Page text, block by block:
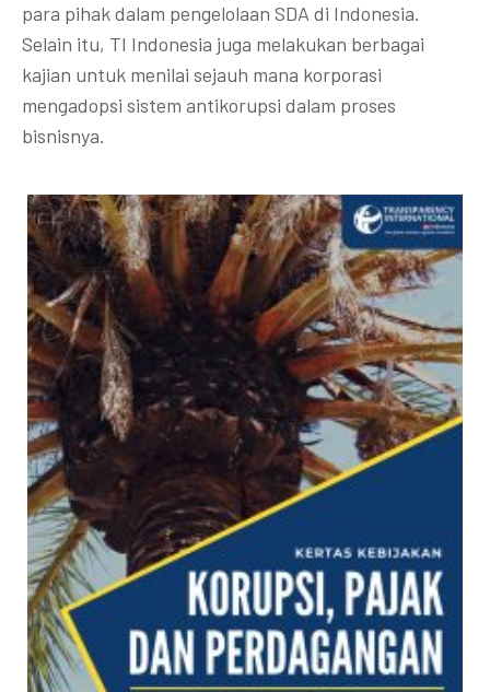
para pihak dalam pengelolaan SDA di Indonesia.
Selain itu, TI Indonesia juga melakukan berbagai
kajian untuk menilai sejauh mana korporasi
mengadopsi sistem antikorupsi dalam proses
bisnisnya.